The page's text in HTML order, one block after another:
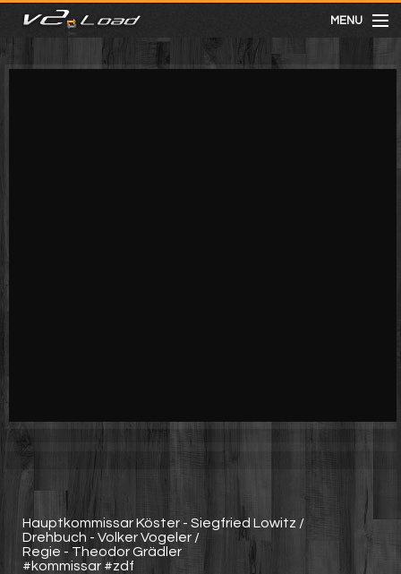
MENU
meist gesehen
Hauptkommissar Köster - Siegfried Lowitz /
Drehbuch - Volker Vogeler /
Regie - Theodor Grädler
#kommissar #zdf